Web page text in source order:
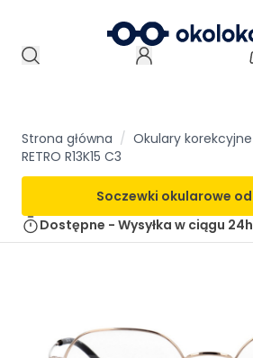
Strona główna / Okulary korekcyjne
RETRO R13K15 C3
Soczewki okularowe od
Dostępne - Wysyłka w ciągu 24h